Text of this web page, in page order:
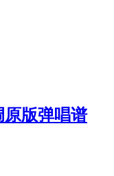
版弹唱谱